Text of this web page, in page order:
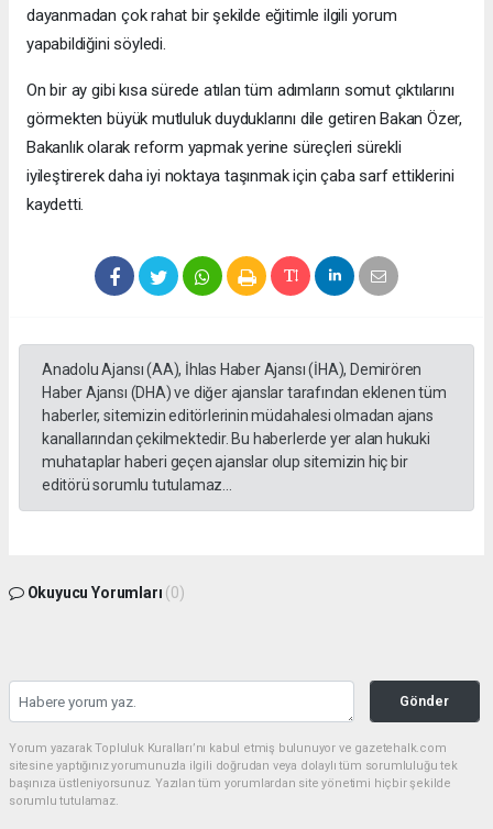
dayanmadan çok rahat bir şekilde eğitimle ilgili yorum
yapabildiğini söyledi.
On bir ay gibi kısa sürede atılan tüm adımların somut çıktılarını
görmekten büyük mutluluk duyduklarını dile getiren Bakan Özer,
Bakanlık olarak reform yapmak yerine süreçleri sürekli
iyileştirerek daha iyi noktaya taşınmak için çaba sarf ettiklerini
kaydetti.
Anadolu Ajansı (AA), İhlas Haber Ajansı (İHA), Demirören
Haber Ajansı (DHA) ve diğer ajanslar tarafından eklenen tüm
haberler, sitemizin editörlerinin müdahalesi olmadan ajans
kanallarından çekilmektedir. Bu haberlerde yer alan hukuki
muhataplar haberi geçen ajanslar olup sitemizin hiç bir
editörü sorumlu tutulamaz...
Okuyucu Yorumları (0)
Gönder
Yorum yazarak Topluluk Kuralları’nı kabul etmiş bulunuyor ve gazetehalk.com
sitesine yaptığınız yorumunuzla ilgili doğrudan veya dolaylı tüm sorumluluğu tek
başınıza üstleniyorsunuz. Yazılan tüm yorumlardan site yönetimi hiçbir şekilde
sorumlu tutulamaz.